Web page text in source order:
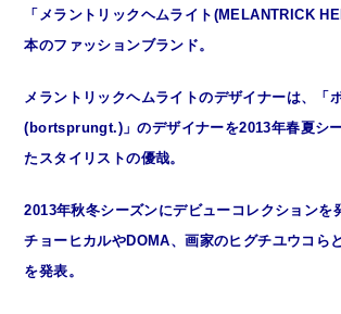
「メラントリックヘムライト(MELANTRICK
本のファッションブランド。
メラントリックヘムライトのデザイナーは、「
(bortsprungt.)」のデザイナーを2013年春夏シ
たスタイリストの優哉。
2013年秋冬シーズンにデビューコレクションを
チョーヒカルやDOMA、画家のヒグチユウコら
を発表。